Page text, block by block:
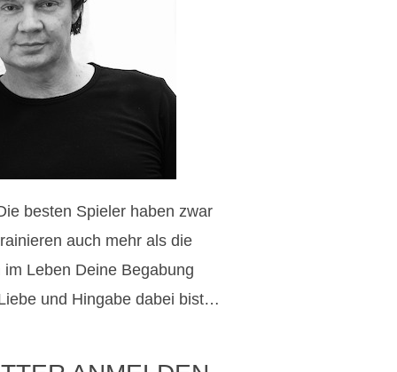
besten Spieler haben zwar
auch mehr als die
Leben Deine Begabung
und Hingabe dabei bist…